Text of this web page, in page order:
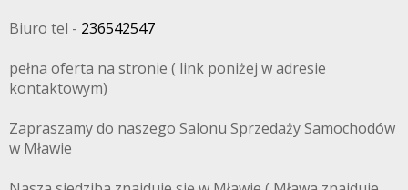
Biuro tel - 236542547
pełna oferta na stronie ( link poniżej w adresie
kontaktowym)
Zapraszamy do naszego Salonu Sprzedaży Samochodów
w Mławie